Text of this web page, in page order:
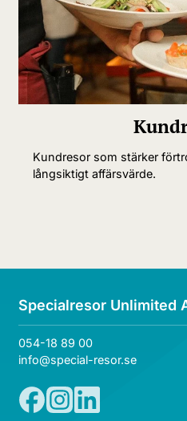
Kundresor som stärker
långsiktigt affärsvärde.
Specialresor Unlimited
054-18 89 00
info@special-resor.se